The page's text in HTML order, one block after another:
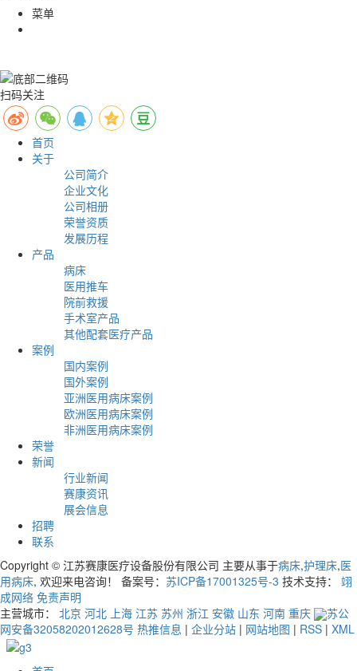
菜单
扫码关注
首页
关于
公司简介
企业文化
公司相册
荣誉资质
发展历程
产品
病床
医用推车
院前救援
手术室产品
其他配套医疗产品
案例
国内案例
国外案例
亚洲医用病床案例
欧洲医用病床案例
非洲医用病床案例
荣誉
新闻
行业新闻
赛康资讯
展会信息
招聘
联系
Copyright © 江苏赛康医疗设备股份有限公司 主要从事于病床,护理床,医
用病床, 欢迎来电咨询！ 备案号： 苏ICP备17001325号-3 技术支持： 翊
成网络 免责声明
主营城市： 北京 河北 上海 江苏 苏州 浙江 安徽 山东 河南 重庆
苏公
网安备32058202012628号 热推信息 | 企业分站 | 网站地图 | RSS | XML